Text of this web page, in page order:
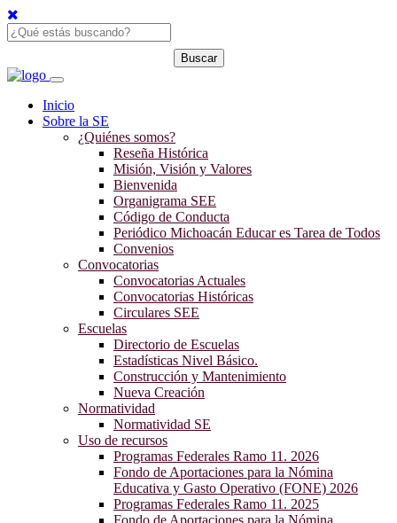
Inicio
Sobre la SE
¿Quiénes somos?
Reseña Histórica
Misión, Visión y Valores
Bienvenida
Organigrama SEE
Código de Conducta
Periódico Michoacán Educar es Tarea de Todos
Convenios
Convocatorias
Convocatorias Actuales
Convocatorias Históricas
Circulares SEE
Escuelas
Directorio de Escuelas
Estadísticas Nivel Básico.
Construcción y Mantenimiento
Nueva Creación
Normatividad
Normatividad SE
Uso de recursos
Programas Federales Ramo 11. 2026
Fondo de Aportaciones para la Nómina
Educativa y Gasto Operativo (FONE) 2026
Programas Federales Ramo 11. 2025
Fondo de Aportaciones para la Nómina